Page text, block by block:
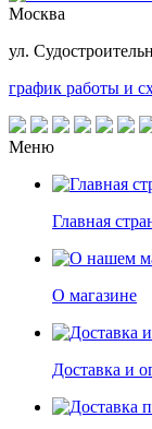
Москва
ул.
график работы и
Меню
Главная
О магазине
Доставка и